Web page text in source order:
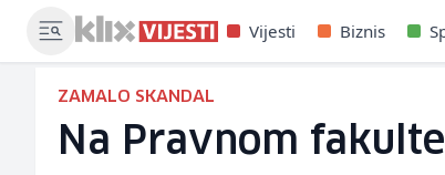
Vijesti Biznis
ZAMALO SKANDAL
Na Pravnom